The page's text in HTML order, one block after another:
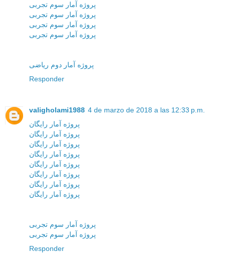
پروژه آمار سوم تجربی
پروژه آمار سوم تجربی
پروژه آمار سوم تجربی
پروژه آمار سوم تجربی
پروژه آمار دوم ریاضی
Responder
valigholami1988 4 de marzo de 2018 a las 12:33 p.m.
پروژه آمار رایگان
پروژه آمار رایگان
پروژه آمار رایگان
پروژه آمار رایگان
پروژه آمار رایگان
پروژه آمار رایگان
پروژه آمار رایگان
پروژه آمار رایگان
پروژه آمار سوم تجربی
پروژه آمار سوم تجربی
Responder